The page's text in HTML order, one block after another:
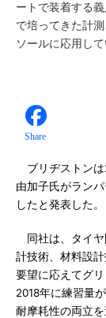
ートで装着する
で培ってきた計
ソールに応用して
Share
ブリヂストンは
由加子氏がラン
したと発表した。
同社は、タイヤ
計技術、材料設
要望に応えてグ
2018年に練習量
耐摩耗性の両立を